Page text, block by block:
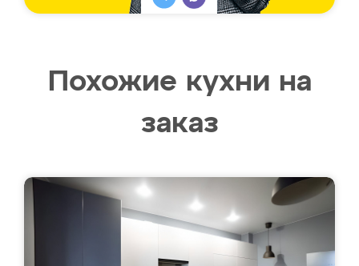
Похожие кухни на
заказ